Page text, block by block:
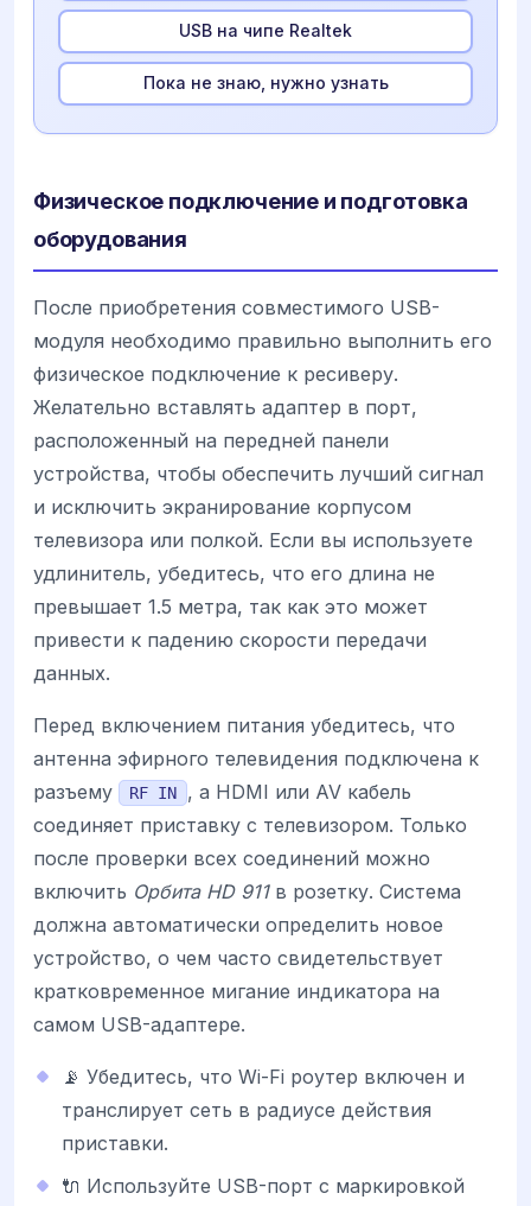
USB на чипе Realtek
Пока не знаю, нужно узнать
Физическое подключение и подготовка
оборудования
После приобретения совместимого USB-
модуля необходимо правильно выполнить его
физическое подключение к ресиверу.
Желательно вставлять адаптер в порт,
расположенный на передней панели
устройства, чтобы обеспечить лучший сигнал
и исключить экранирование корпусом
телевизора или полкой. Если вы используете
удлинитель, убедитесь, что его длина не
превышает 1.5 метра, так как это может
привести к падению скорости передачи
данных.
Перед включением питания убедитесь, что
антенна эфирного телевидения подключена к
разъему
RF IN
, а HDMI или AV кабель
соединяет приставку с телевизором. Только
после проверки всех соединений можно
включить Орбита HD 911в розетку. Система
должна автоматически определить новое
устройство, о чем часто свидетельствует
кратковременное мигание индикатора на
самом USB-адаптере.
📡 Убедитесь, что Wi-Fi роутер включен и
транслирует сеть в радиусе действия
приставки.
🔌 Используйте USB-порт с маркировкой